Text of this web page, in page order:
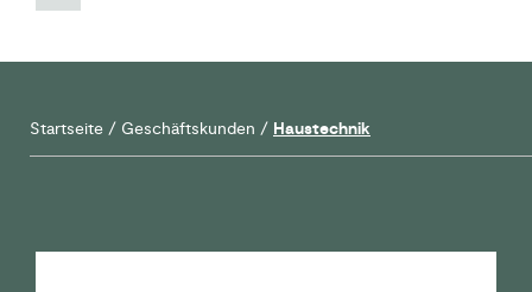
Startseite / Geschäftskunden / Haustechnik